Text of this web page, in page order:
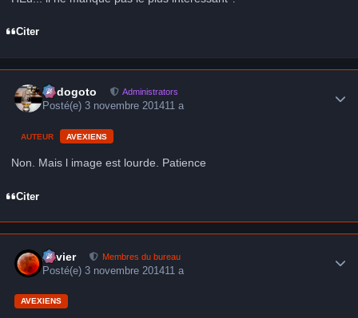
Citer
frédogoto Administrators
Posté(e)3 novembre 201411 a
AUTEUR AVEXIENS
Non. Mais l image est lourde. Patience
Citer
Xavier Membres du bureau
Posté(e)3 novembre 201411 a
AVEXIENS